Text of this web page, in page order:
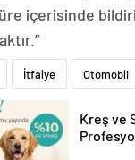
içerisinde
İtfaiye Otomobil
Kreş ve